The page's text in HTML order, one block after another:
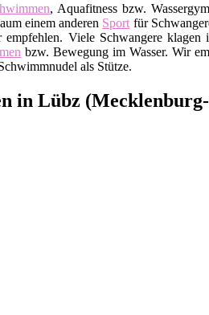
, Aquafitness bzw.
einem anderen Sport für
Viele Schwangere klagen
bzw. Bewegung im Wasser. Wir
als Stütze.
in Lübz